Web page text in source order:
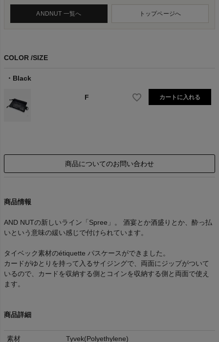
ANDNUT 一覧へ トップページへ
COLOR SIZE
Black
F カートに入れる
商品についてのお問い合わせ
商品情報
AND NUTの新しいライン「Spree」。 酒宴とか酒盛りとか、酔っ払
いという意味の緩い感じで付けられています。
タイベック素材のétiquette パスケースができました。
カードがゆとりを持って入るサイジングで、両面にジップがついて
いるので、カードを収納する側とコインを収納する側と両面で使え
ます。
商品詳細
素材 Tyvek(Polyethylene)